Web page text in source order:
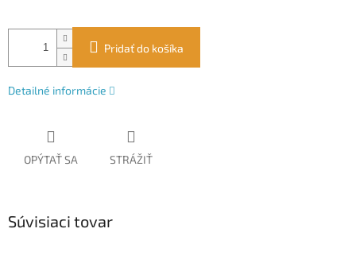
cena:
Pridať do košíka
Detailné informácie
OPÝTAŤ SA STRÁŽIŤ
Súvisiaci tovar